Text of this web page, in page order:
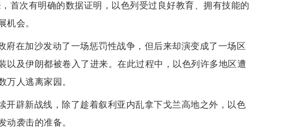
首次有明确的数据证明，以色列受过良好教育、拥有技能的
机会。
府在加沙发动了一场惩罚性战争，但后来却演变成了一场区
以及伊朗都被卷入了进来。在此过程中，以色列许多地区遭
万人逃离家园。
开辟新战线，除了趁着叙利亚内乱拿下戈兰高地之外，以色
动袭击的准备。